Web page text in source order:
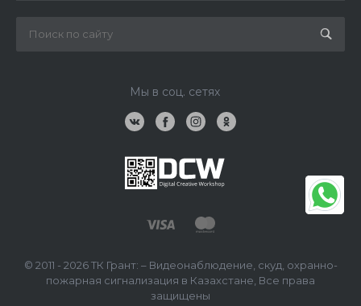
Мы в соц. сетях
© 2011 - 2026 ТК Грант: – Видеонаблюдение, скуд, охранно-
пожарная сигнализация в Казахстане, Все права
защищены